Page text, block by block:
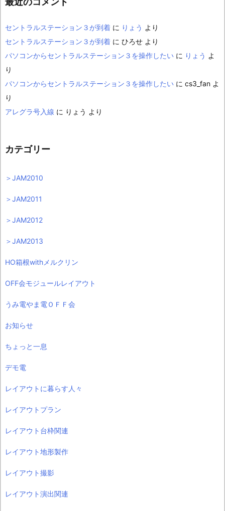
セントラルステーション３が到着 に りょう より
セントラルステーション３が到着 に ひろせ より
パソコンからセントラルステーション３を操作したい に りょう よ
り
パソコンからセントラルステーション３を操作したい に cs3_fan よ
り
アレグラ号入線 に りょう より
カテゴリー
＞JAM2010
＞JAM2011
＞JAM2012
＞JAM2013
HO箱根withメルクリン
OFF会モジュールレイアウト
うみ電やま電ＯＦＦ会
お知らせ
ちょっと一息
デモ電
レイアウトに暮らす人々
レイアウトプラン
レイアウト台枠関連
レイアウト地形製作
レイアウト撮影
レイアウト演出関連